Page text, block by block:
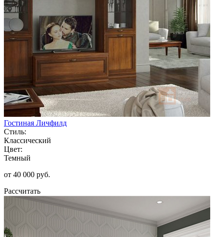
Гостиная Личфилд
Стиль:
Классический
Цвет:
Темный
от 40 000 руб.
Рассчитать